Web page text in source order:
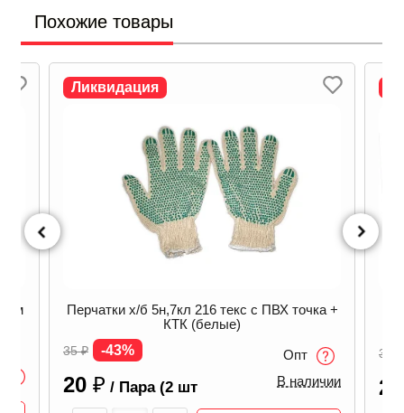
Похожие товары
Ликвидация
Перчатки х/б 5н,7кл 216 текс с ПВХ точка +
КТК (белые)
35₽ -43%
20 ₽ / Пара (2 шт
Опт
В наличии
35